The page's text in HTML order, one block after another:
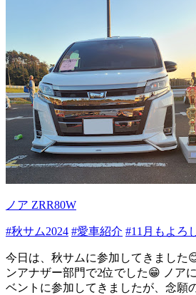
ノア ZRR80W
#秋サム2024 #愛車紹介 #11月もよろ
今日は、秋サムに参加してきました
ンアナザー部門で2位でした😁 ノア
ベントに参加してきましたが、念願